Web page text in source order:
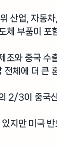
산업, 자동
체 부품이 포
조와 중국 수
전체에 더 큰
2/3이 중국
지만 미국